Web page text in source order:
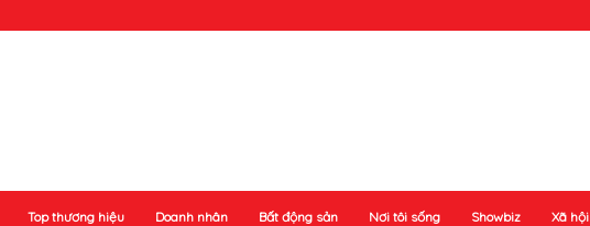
Top thương hiệu Doanh nhân Bất động sản Nơi tôi sống Showbiz Xã hội